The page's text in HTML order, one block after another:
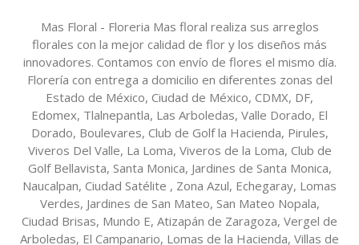
Mas Floral - Floreria Mas floral realiza sus arreglos
florales con la mejor calidad de flor y los diseños más
innovadores. Contamos con envío de flores el mismo día.
Florería con entrega a domicilio en diferentes zonas del
Estado de México, Ciudad de México, CDMX, DF,
Edomex, Tlalnepantla, Las Arboledas, Valle Dorado, El
Dorado, Boulevares, Club de Golf la Hacienda, Pirules,
Viveros Del Valle, La Loma, Viveros de la Loma, Club de
Golf Bellavista, Santa Monica, Jardines de Santa Monica,
Naucalpan, Ciudad Satélite , Zona Azul, Echegaray, Lomas
Verdes, Jardines de San Mateo, San Mateo Nopala,
Ciudad Brisas, Mundo E, Atizapán de Zaragoza, Vergel de
Arboledas, El Campanario, Lomas de la Hacienda, Villas de